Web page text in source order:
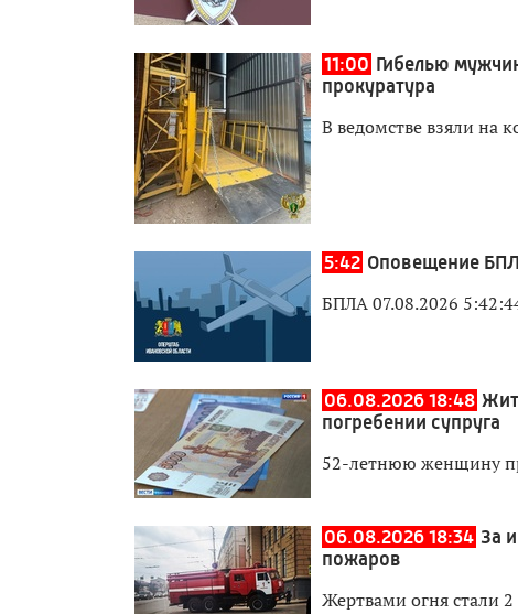
11:00 Гибелью
прокуратура
В ведомстве взяли на
5:42 Оповещение
БПЛА 07.08.2026
06.08.2026 18:48
погребении супруга
52-летнюю женщину
06.08.2026 18:34 За
пожаров
Жертвами огня стали 2